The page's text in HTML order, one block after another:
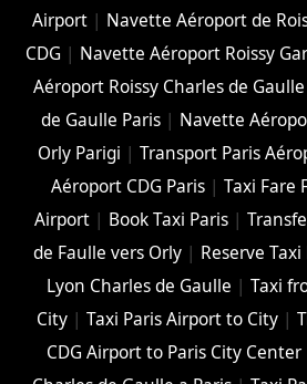
Airport| Navette Aéroport de
CDG | Navette Aéroport Roissy
Aéroport Roissy Charles de Gaulle
de Gaulle Paris | Navette
Orly Parigi |Transport Paris
Aéroport CDG Paris| Taxi Fare
Airport | Book Taxi Paris |
de Faulle vers Orly| Reserve Taxi
Lyon Charles de Gaulle |Taxi
City |Taxi Paris Airport to City |
CDG Airport to Paris City Center